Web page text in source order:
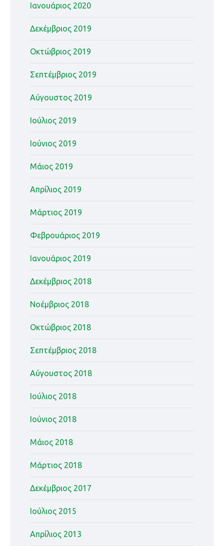
Ιανουάριος 2020
Δεκέμβριος 2019
Οκτώβριος 2019
Σεπτέμβριος 2019
Αύγουστος 2019
Ιούλιος 2019
Ιούνιος 2019
Μάιος 2019
Απρίλιος 2019
Μάρτιος 2019
Φεβρουάριος 2019
Ιανουάριος 2019
Δεκέμβριος 2018
Νοέμβριος 2018
Οκτώβριος 2018
Σεπτέμβριος 2018
Αύγουστος 2018
Ιούλιος 2018
Ιούνιος 2018
Μάιος 2018
Μάρτιος 2018
Δεκέμβριος 2017
Ιούλιος 2015
Απρίλιος 2013